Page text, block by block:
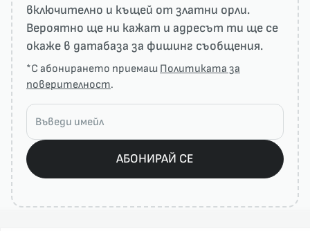
включително и къщей от златни орли.
Вероятно ще ни кажат и адресът ти ще се
окаже в датабаза за фишинг съобщения.
*С абонирането приемаш Политиката за
поверителност.
АБОНИРАЙ СЕ